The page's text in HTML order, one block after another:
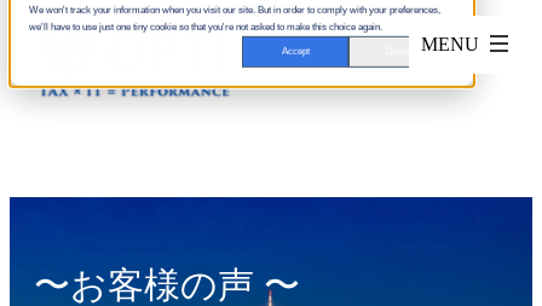
We won't track your information when you visit our site. But in order to comply with your preferences,
we'll have to use just one tiny cookie so that you're not asked to make this choice again.
Accept
〜お客様の声 〜